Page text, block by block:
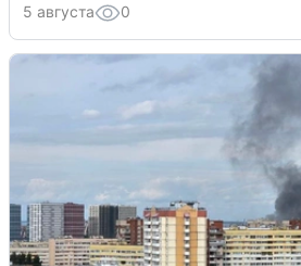
5 августа 0